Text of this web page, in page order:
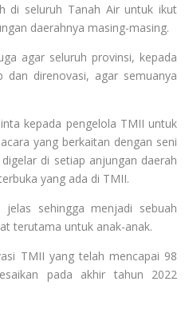
di seluruh Tanah Air untuk ikut
daerahnya masing-masing.
agar seluruh provinsi, kepada
dan direnovasi, agar semuanya
kepada pengelola TMII untuk
yang berkaitan dengan seni
di setiap anjungan daerah
yang ada di TMII.
sehingga menjadi sebuah
terutama untuk anak-anak.
TMII yang telah mencapai 98
pada akhir tahun 2022